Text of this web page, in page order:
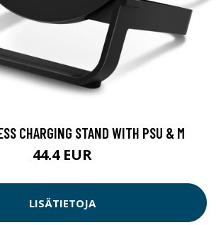
CHARGING STAND WITH PSU & M
44.4 EUR
LISÄTIETOJA